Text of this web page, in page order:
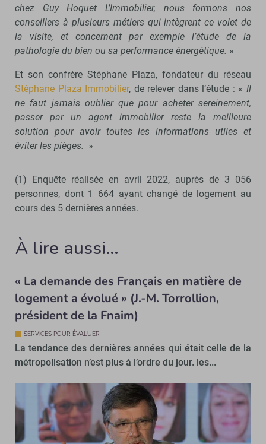
chez Guy Hoquet L’Immobilier, nous formons nos
conseillers à plusieurs métiers qui intègrent ce volet de
la visite, et concernent par exemple l’étude de la
pathologie du bien ou sa performance énergétique. »
Et son confrère Stéphane Plaza, fondateur du réseau
Stéphane Plaza Immobilier, de relever dans l’étude : «Il
ne faut jamais oublier que pour acheter sereinement,
passer par un agent immobilier reste la meilleure
solution pour avoir toutes les informations utiles et
éviter les pièges. »
(1) Enquête réalisée en avril 2022, auprès de 3 056
personnes, dont 1 664 ayant changé de logement au
cours des 5 dernières années.
À lire aussi…
« La demande des Français en matière de
logement a évolué » (J.-M. Torrollion,
président de la Fnaim)
SERVICES POUR ÉVALUER
La tendance des dernières années qui était celle de la
métropolisation n’est plus à l’ordre du jour. les...